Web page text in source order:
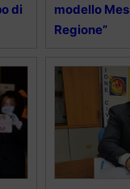
di
modello
Regione”